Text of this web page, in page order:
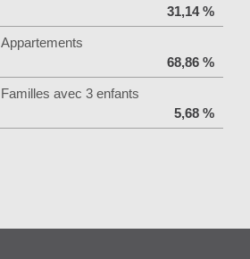
31,14 %
Appartements
68,86 %
Familles avec 3 enfants
5,68 %